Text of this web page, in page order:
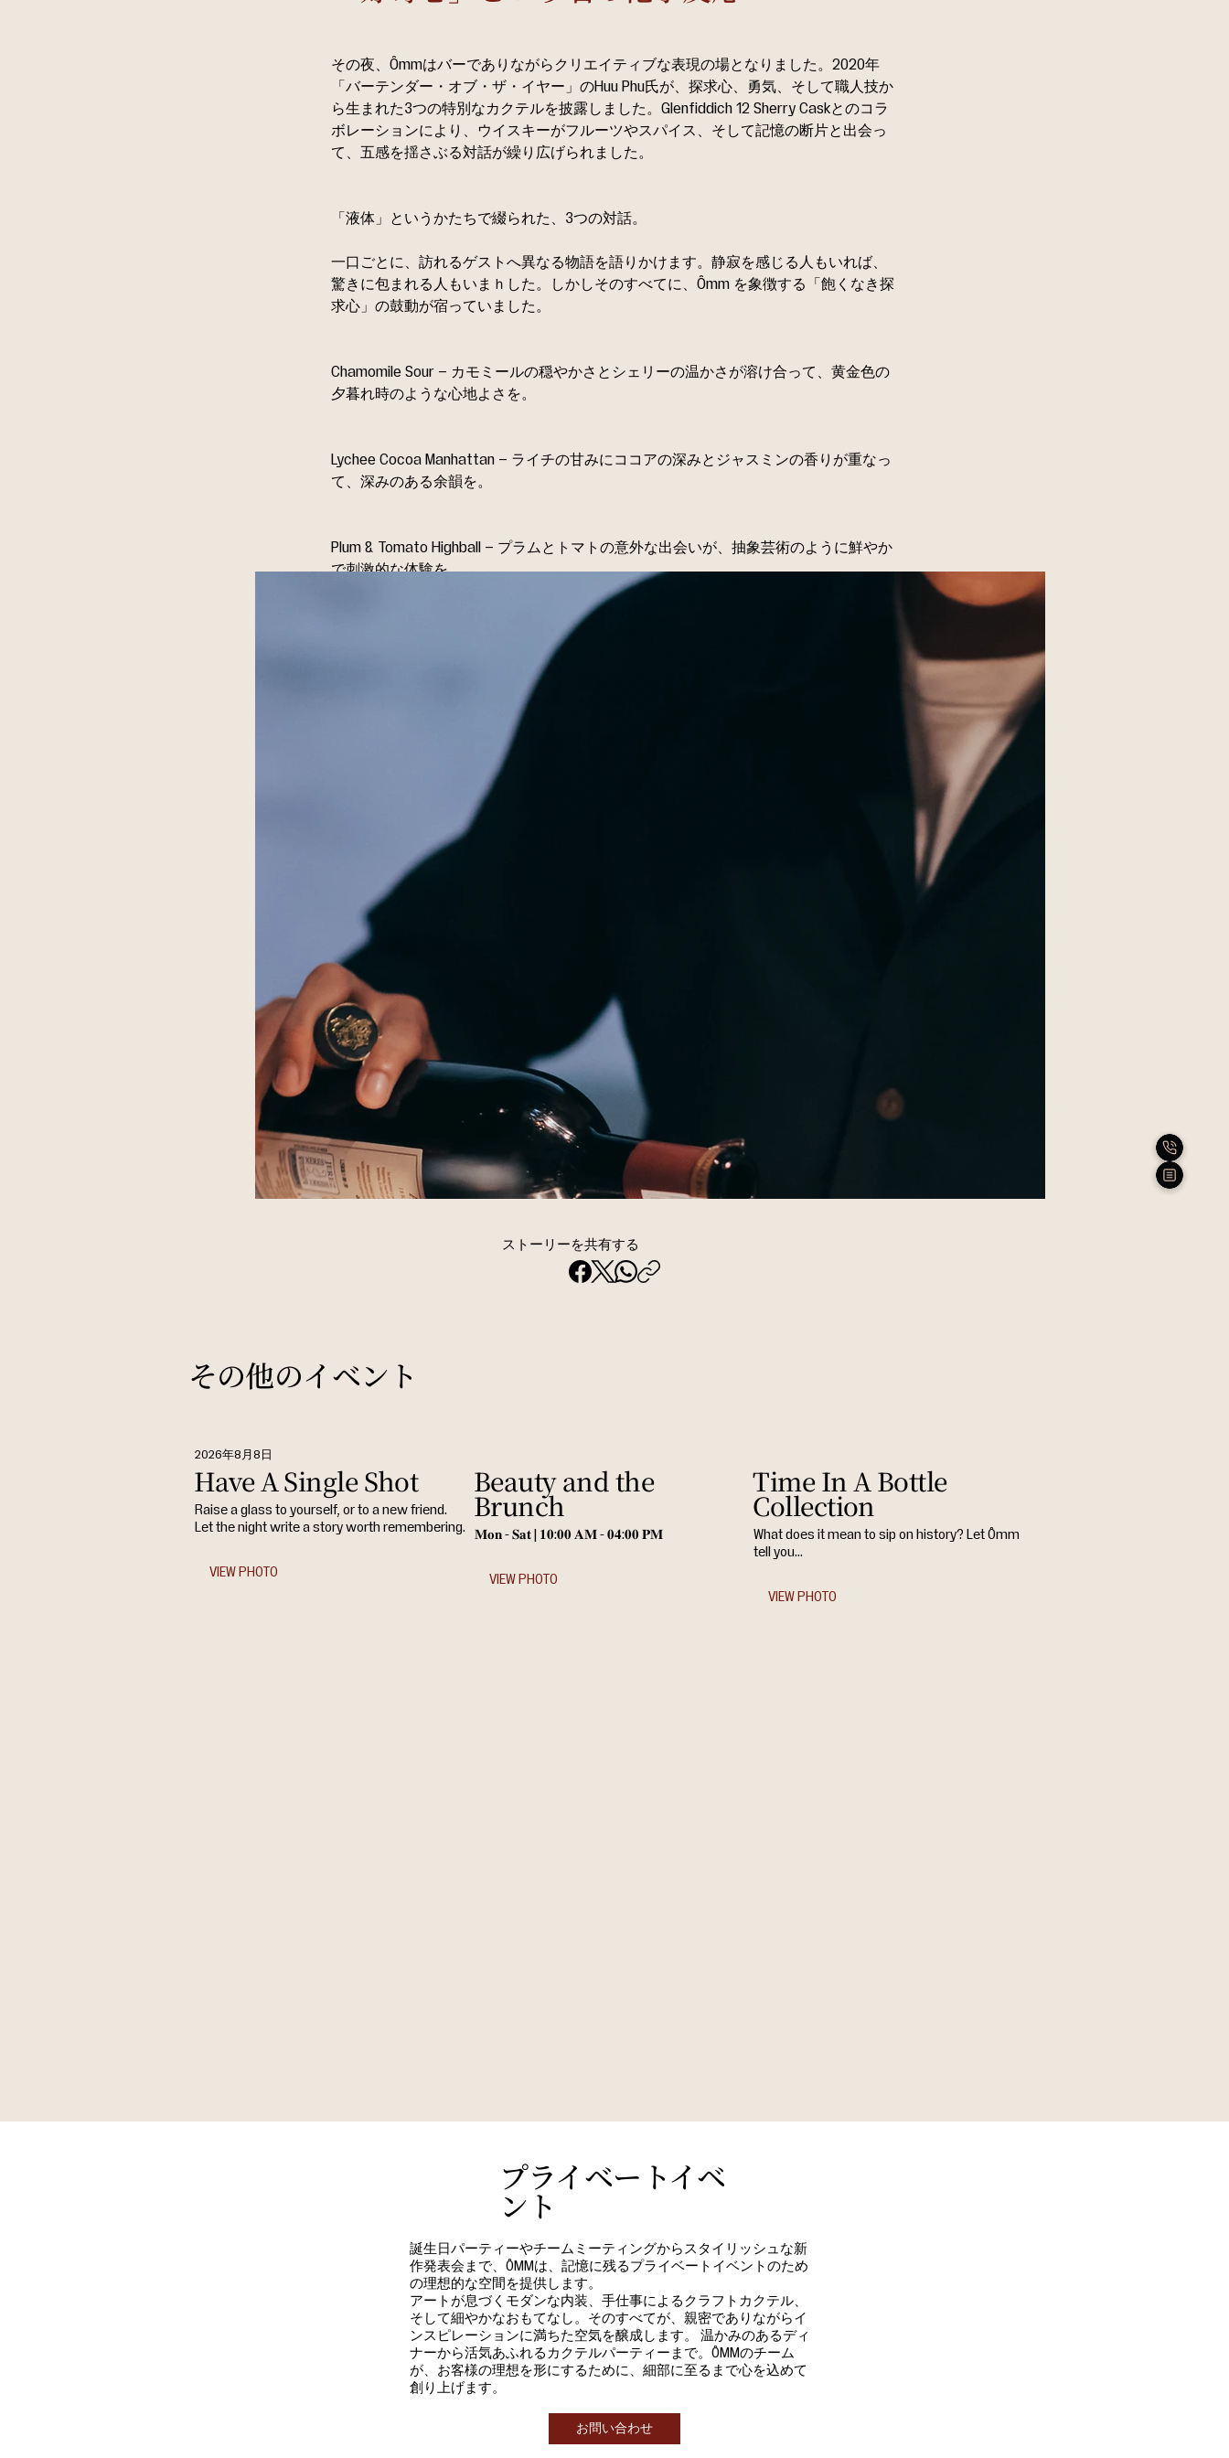
その夜、Ômmはバーでありながらクリエイティブな表現の場となりました。2020年
「バーテンダー・オブ・ザ・イヤー」のHuu Phu氏が、探求心、勇気、そして職人技か
ら生まれた3つの特別なカクテルを披露しました。Glenfiddich 12 Sherry Caskとのコラ
ボレーションにより、ウイスキーがフルーツやスパイス、そして記憶の断片と出会っ
て、五感を揺さぶる対話が繰り広げられました。
「液体」というかたちで綴られた、3つの対話。
一口ごとに、訪れるゲストへ異なる物語を語りかけます。静寂を感じる人もいれば、
驚きに包まれる人もいまｈした。しかしそのすべてに、Ômm を象徴する「飽くなき探
求心」の鼓動が宿っていました。
Chamomile Sour – カモミールの穏やかさとシェリーの温かさが溶け合って、黄金色の
夕暮れ時のような心地よさを。
Lychee Cocoa Manhattan – ライチの甘みにココアの深みとジャスミンの香りが重なっ
て、深みのある余韻を。
Plum & Tomato Highball – プラムとトマトの意外な出会いが、抽象芸術のように鮮やか
で刺激的な体験を。
「パレット」と「パレット」の間で
賑やかな会話、氷が触れ合う音、そして隣のスタジオから漂うかすかな絵の具の香り
に包まれました。ウィスキーは水となり、色となり、そして感情へと昇華されまし
た。それは、味わいと想像の境界線を曖昧にする旅。
好奇心という言語によって紡ぎ出された、一夜限りの味わいの展覧会でした。
あの夜の記憶を、もう一度。
Ômm におけるすべてのコラボレーションは、液体、光、そして人生が交わり合う繋が
りの実験でした。
創造性が勇気と出会い、慣れ親しんだものが再び流れへと姿を変えた、あの夜を振り
返りましょう。
ストーリーを共有する
その他のイベント
2026年8月8日
Have A Single Shot
Raise a glass to yourself, or to a new friend.
Let the night write a story worth remembering.
VIEW PHOTO
Beauty and the
Brunch
𝐌𝐨𝐧 - 𝐒𝐚𝐭 | 𝟏𝟎:𝟎𝟎 𝐀𝐌 - 𝟎𝟒:𝟎𝟎 𝐏𝐌
VIEW PHOTO
Time In A Bottle
Collection
What does it mean to sip on history? Let Ômm
tell you...
VIEW PHOTO
プライベートイベ
ント
誕生日パーティーやチームミーティングからスタイリッシュな新
作発表会まで、ÔMMは、記憶に残るプライベートイベントのため
の理想的な空間を提供します。
アートが息づくモダンな内装、手仕事によるクラフトカクテル、
そして細やかなおもてなし。そのすべてが、親密でありながらイ
ンスピレーションに満ちた空気を醸成します。 温かみのあるディ
ナーから活気あふれるカクテルパーティーまで。ÔMMのチーム
が、お客様の理想を形にするために、細部に至るまで心を込めて
創り上げます。
お問い合わせ